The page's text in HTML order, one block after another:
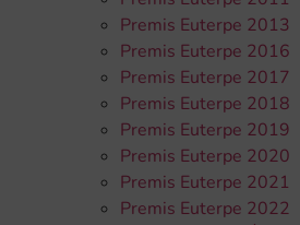
Premis Euterpe 2013
Premis Euterpe 2016
Premis Euterpe 2017
Premis Euterpe 2018
Premis Euterpe 2019
Premis Euterpe 2020
Premis Euterpe 2021
Premis Euterpe 2022